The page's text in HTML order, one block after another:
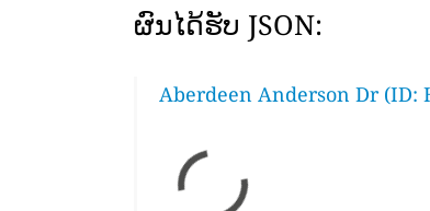
ຜົນໄດ້ຮັບ JSON:
Aberdeen Anderson Dr (ID: